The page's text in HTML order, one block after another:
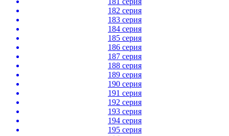
182 серия
183 серия
184 серия
185 серия
186 серия
187 серия
188 серия
189 серия
190 серия
191 серия
192 серия
193 серия
194 серия
195 серия